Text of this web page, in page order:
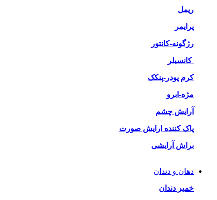
ریمل
پرایمر
رژگونه-کانتور
کانسیلر
کرم پودر-پنکک
مژه-ابرو
آرایش چشم
پاک کننده ارایش صورت
براش آرایشی
دهان و دندان
خمیر دندان